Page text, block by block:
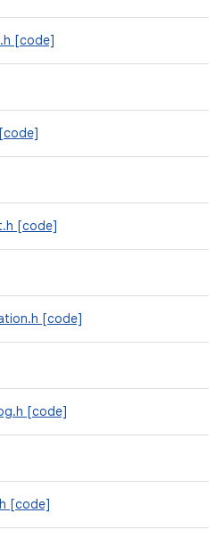
[code]
[code]
[code]
[code]
[code]
[code]